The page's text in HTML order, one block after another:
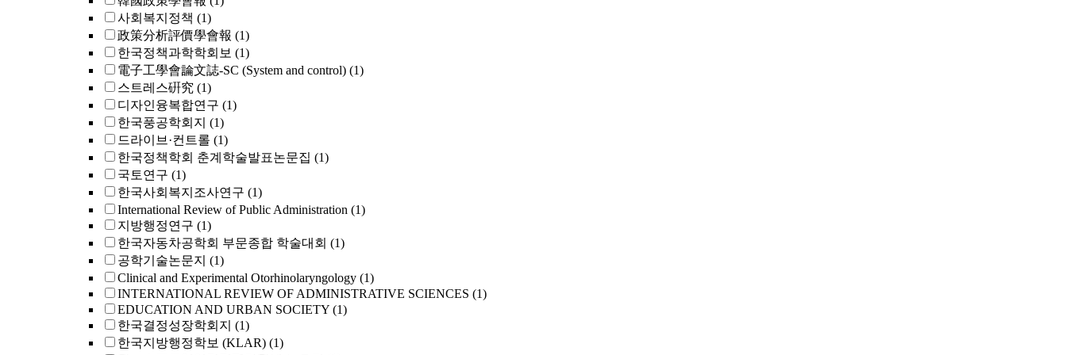
사회복지정책 (1)
政策分析評價學會報 (1)
한국정책과학학회보 (1)
電子工學會論文誌-SC (System and control) (1)
스트레스硏究 (1)
디자인융복합연구 (1)
한국풍공학회지 (1)
드라이브·컨트롤 (1)
한국정책학회 춘계학술발표논문집 (1)
국토연구 (1)
한국사회복지조사연구 (1)
International Review of Public Administration (1)
지방행정연구 (1)
한국자동차공학회 부문종합 학술대회 (1)
공학기술논문지 (1)
Clinical and Experimental Otorhinolaryngology (1)
INTERNATIONAL REVIEW OF ADMINISTRATIVE SCIENCES (1)
EDUCATION AND URBAN SOCIETY (1)
한국결정성장학회지 (1)
한국지방행정학보 (KLAR) (1)